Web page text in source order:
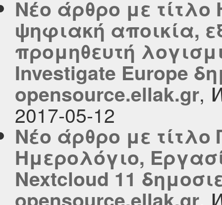
Νέο άρθρο με
ψηφιακή αποικία,
προμηθευτή
Investigate Europe
opensource.ellak.gr,
2017-05-12
Νέο άρθρο με τίτλο
Ημερολόγιο,
Nextcloud 11
,